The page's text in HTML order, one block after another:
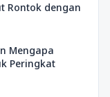
Rontok dengan
Mengapa
Peringkat